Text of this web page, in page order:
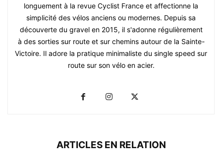
longuement à la revue Cyclist France et affectionne la
simplicité des vélos anciens ou modernes. Depuis sa
découverte du gravel en 2015, il s'adonne régulièrement
à des sorties sur route et sur chemins autour de la Sainte-
Victoire. Il adore la pratique minimaliste du single speed sur
route sur son vélo en acier.
ARTICLES EN RELATION